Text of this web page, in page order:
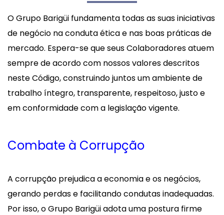
O Grupo Barigüi fundamenta todas as suas iniciativas
de negócio na conduta ética e nas boas práticas de
mercado. Espera-se que seus Colaboradores atuem
sempre de acordo com nossos valores descritos
neste Código, construindo juntos um ambiente de
trabalho íntegro, transparente, respeitoso, justo e
em conformidade com a legislação vigente.
Combate à Corrupção
A corrupção prejudica a economia e os negócios,
gerando perdas e facilitando condutas inadequadas.
Por isso, o Grupo Barigüi adota uma postura firme